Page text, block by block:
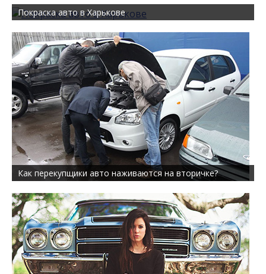
Покраска авто в Харькове
Как перекупщики авто наживаются на вторичке?